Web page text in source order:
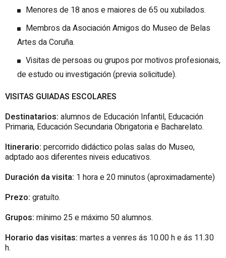
Menores de 18 anos e maiores de 65 ou xubilados.
Membros da Asociación Amigos do Museo de Belas
Artes da Coruña.
Visitas de persoas ou grupos por motivos profesionais,
de estudo ou investigación (previa solicitude).
VISITAS GUIADAS ESCOLARES
Destinatarios: alumnos de Educación Infantil, Educación
Primaria, Educación Secundaria Obrigatoria e Bacharelato.
Itinerario: percorrido didáctico polas salas do Museo,
adptado aos diferentes niveis educativos.
Duración da visita: 1 hora e 20 minutos (aproximadamente)
Prezo: gratuíto.
Grupos: mínimo 25 e máximo 50 alumnos.
Horario das visitas: martes a venres ás 10.00 h e ás 11.30
h.